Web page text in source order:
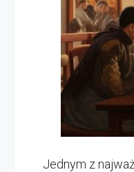
Jednym z